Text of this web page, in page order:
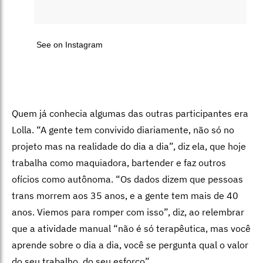
See on Instagram
Quem já conhecia algumas das outras participantes era
Lolla. “A gente tem convivido diariamente, não só no
projeto mas na realidade do dia a dia”, diz ela, que hoje
trabalha como maquiadora, bartender e faz outros
ofícios como autônoma. “Os dados dizem que pessoas
trans morrem aos 35 anos, e a gente tem mais de 40
anos. Viemos para romper com isso”, diz, ao relembrar
que a atividade manual “não é só terapêutica, mas você
aprende sobre o dia a dia, você se pergunta qual o valor